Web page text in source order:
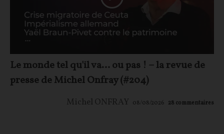
Le monde tel qu'il va… ou pas ! – la revue de
presse de Michel Onfray (#204)
Michel ONFRAY 08/08/2026 28 commentaires